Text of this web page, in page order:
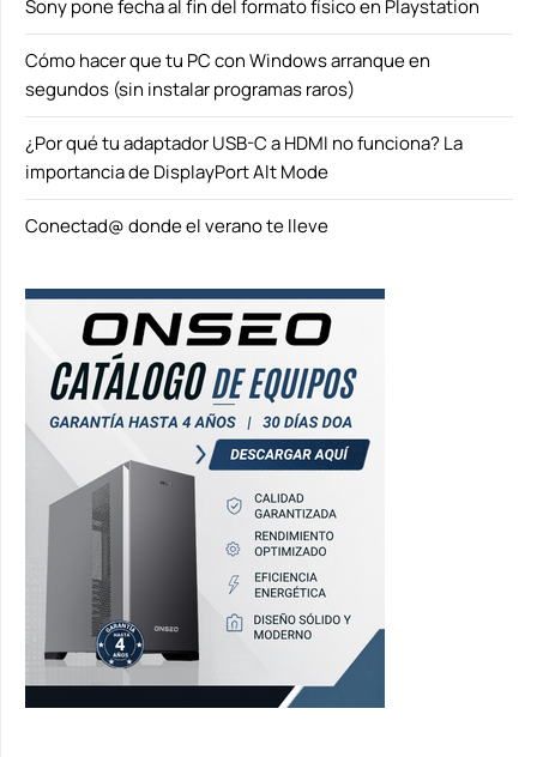
Sony pone fecha al fin del formato físico en Playstation
Cómo hacer que tu PC con Windows arranque en
segundos (sin instalar programas raros)
¿Por qué tu adaptador USB-C a HDMI no funciona? La
importancia de DisplayPort Alt Mode
Conectad@ donde el verano te lleve